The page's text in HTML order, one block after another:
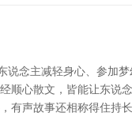
说念主减轻身心、参加
顺心散文，皆能让东说
有声故事还相称得住持